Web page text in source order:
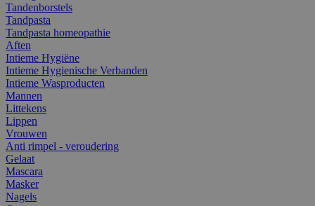
Tandenborstels
Tandpasta
Tandpasta homeopathie
Aften
Intieme Hygiëne
Intieme Hygienische Verbanden
Intieme Wasproducten
Mannen
Littekens
Lippen
Vrouwen
Anti rimpel - veroudering
Gelaat
Mascara
Masker
Nagels